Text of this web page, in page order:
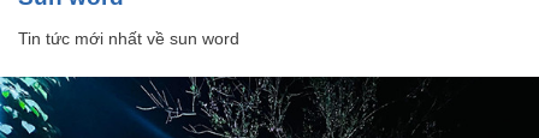
Tin tức mới nhất về sun word